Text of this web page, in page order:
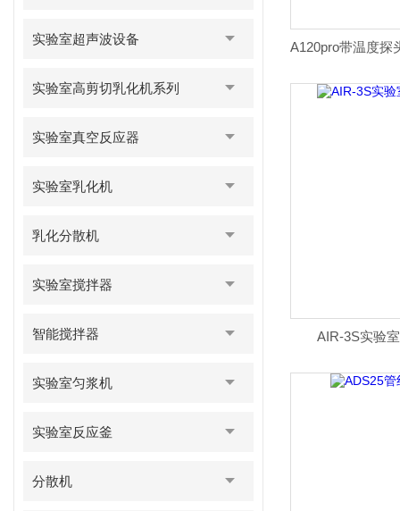
实验室超声波设备
实验室高剪切乳化机系列
实验室真空反应器
实验室乳化机
乳化分散机
实验室搅拌器
智能搅拌器
实验室匀浆机
实验室反应釜
分散机
AIR-3S实验